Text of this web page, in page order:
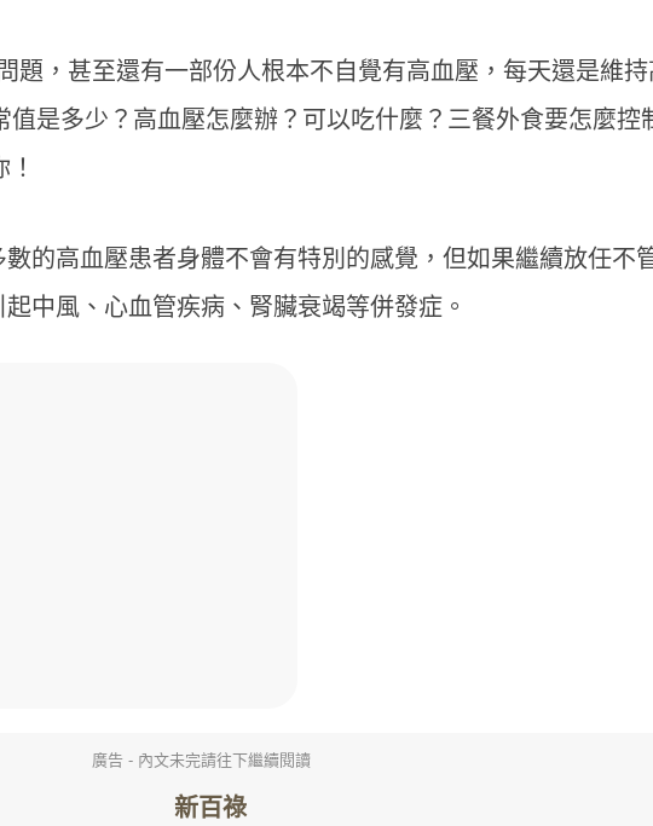
題，甚至還有一部份人根本不自覺有高血壓，每天還是維持
值是多少？高血壓怎麼辦？可以吃什麼？三餐外食要怎麼控
的高血壓患者身體不會有特別的感覺，但如果繼續放任不
中風、心血管疾病、腎臟衰竭等併發症。
廣告 - 內文未完請往下繼續閱讀